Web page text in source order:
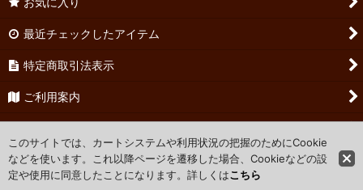
最近チェックしたアイテム
特定商取引法表示
ご利用案内
Powered byおちゃのこネット ネットショップ作成サービス
このサイトでは、カートシステムや利用状況の把握のためにCookie
などを使います。これ以降ページを遷移した場合、Cookieなどの設
定や使用に同意したことになります。詳しくはこちら